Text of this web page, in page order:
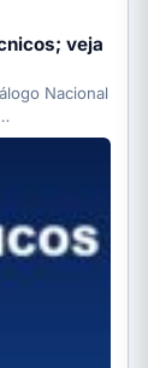
veja
Nacional